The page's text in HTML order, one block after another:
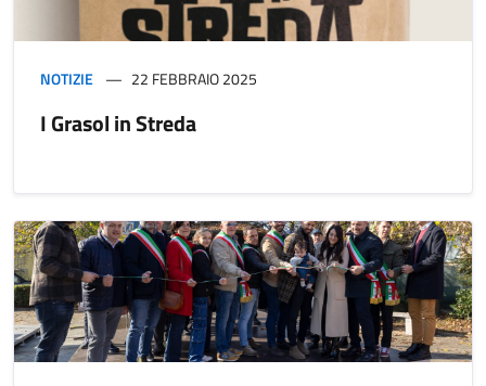
NOTIZIE 22 FEBBRAIO 2025
I Grasol in Streda